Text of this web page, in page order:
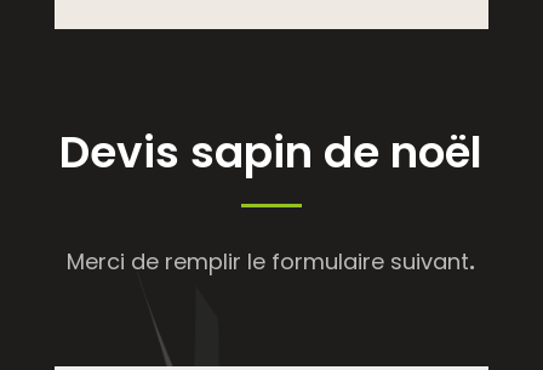
Devis sapin de noël
Merci de remplir le formulaire suivant.